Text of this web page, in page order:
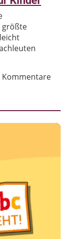
größte
Kommentare